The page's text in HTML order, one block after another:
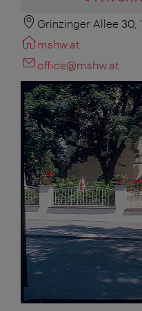
Grinzinger Allee 30,
mshw.at
office@mshw.at